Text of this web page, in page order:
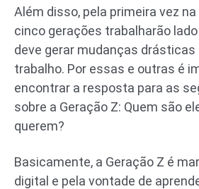
Além disso, pela primeira vez
cinco gerações trabalharão
deve gerar mudanças drásticas
trabalho. Por essas e outras é
encontrar a resposta para as
sobre a Geração Z: Quem são
querem?
Basicamente, a Geração Z é
digital e pela vontade de